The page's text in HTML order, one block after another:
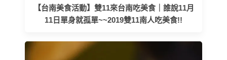
【台南美食活動】雙11來台南吃美食｜誰說11月
11日單身就孤單~~2019雙11南人吃美食!!